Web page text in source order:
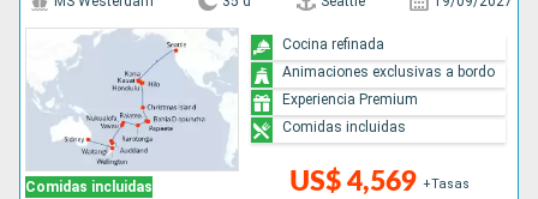
Comidas incluidas US$ 4,569 +Tasas
Cocina refinada
Animaciones exclusivas a bordo
Experiencia Premium
Comidas incluidas